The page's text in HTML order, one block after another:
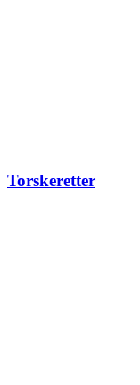
Torskeretter